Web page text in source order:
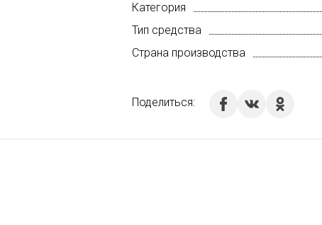
Категория
Тип средства
Страна производства
Поделиться: